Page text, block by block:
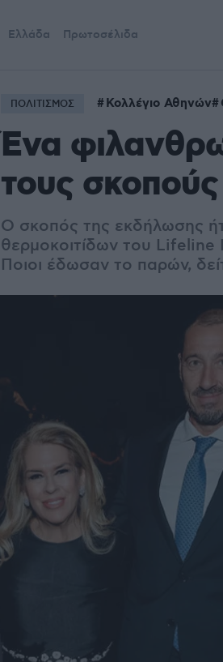
Ελλάδα Πρωτοσέλιδα
ΠΟΛΙΤΙΣΜΟΣ Κολλέγιο Αθηνών
Ένα
τους
Ο σκοπός της εκδήλωσης
θερμοκοιτίδων του
Ποιοι έδωσαν το παρών,